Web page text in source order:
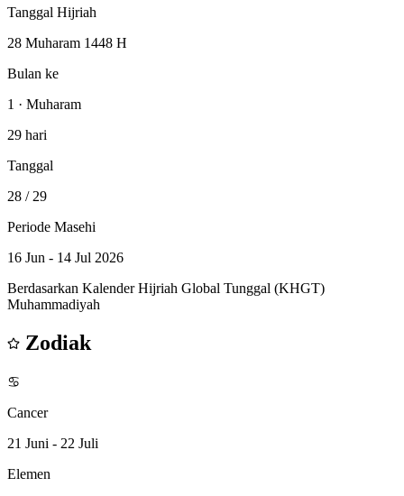
Tanggal Hijriah
28 Muharam 1448 H
Bulan ke
1 · Muharam
29 hari
Tanggal
28 / 29
Periode Masehi
16 Jun - 14 Jul 2026
Berdasarkan Kalender Hijriah Global Tunggal (KHGT)
Muhammadiyah
Zodiak
♋
Cancer
21 Juni - 22 Juli
Elemen